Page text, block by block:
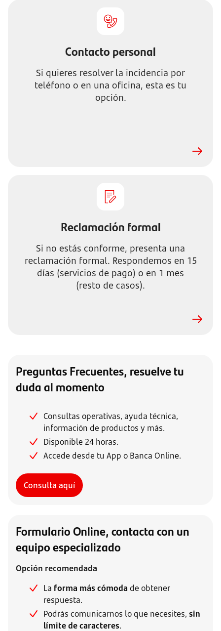
Contacto personal
Si quieres resolver la incidencia por
teléfono o en una oficina, esta es tu
opción.
Reclamación formal
Si no estás conforme, presenta una
reclamación formal. Respondemos en 15
días (servicios de pago) o en 1 mes
(resto de casos).
Preguntas Frecuentes, resuelve tu
duda al momento
Consultas operativas, ayuda técnica,
información de productos y más.
Disponible 24 horas.
Accede desde tu App o Banca Online.
Consulta aquí
Formulario Online, contacta con un
equipo especializado
Opción recomendada
La forma más cómoda de obtener
respuesta.
Podrás comunicarnos lo que necesites, sin
límite de caracteres.